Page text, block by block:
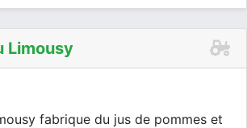
Limousy
fabrique du jus de pommes et